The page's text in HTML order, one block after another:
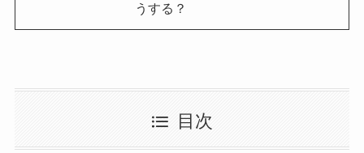
うする？
目次